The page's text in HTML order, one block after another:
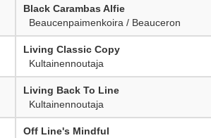
Black Carambas Alfie
Beaucenpaimenkoira / Beauceron
Living Classic Copy
Kultainennoutaja
Living Back To Line
Kultainennoutaja
Off Line's Mindful